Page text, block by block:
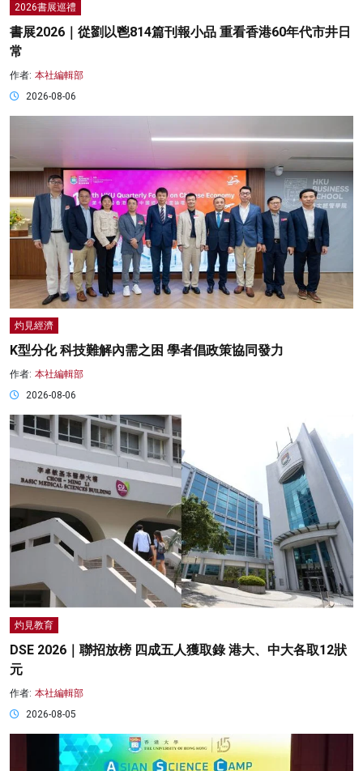
2026書展巡禮
書展2026｜從劉以鬯814篇刊報小品 重看香港60年代市井日
常
作者: 本社編輯部
2026-08-06
灼見經濟
K型分化 科技難解內需之困 學者倡政策協同發力
作者: 本社編輯部
2026-08-06
灼見教育
DSE 2026｜聯招放榜 四成五人獲取錄 港大、中大各取12狀
元
作者: 本社編輯部
2026-08-05